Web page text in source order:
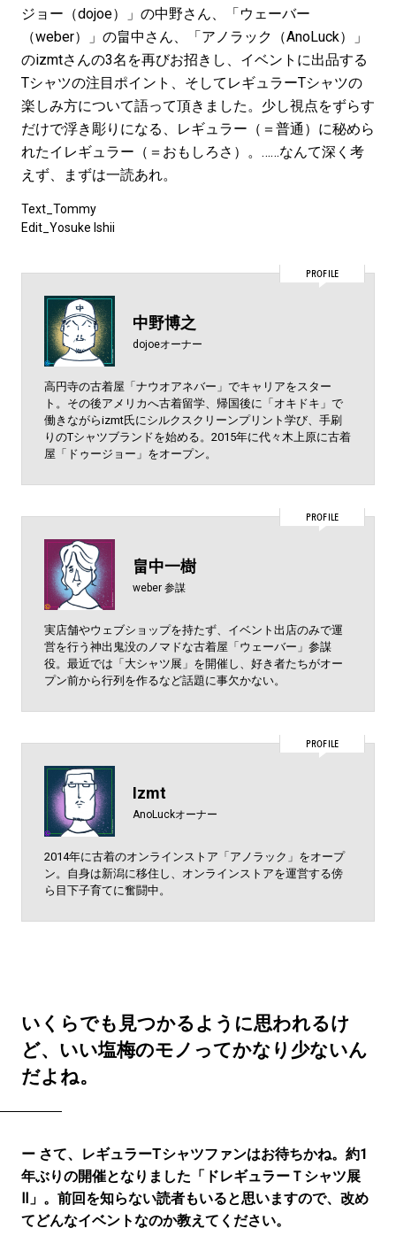
ジョー（dojoe）」の中野さん、「ウェーバー
（weber）」の畠中さん、「アノラック（AnoLuck）」
のizmtさんの3名を再びお招きし、イベントに出品する
Tシャツの注目ポイント、そしてレギュラーTシャツの
楽しみ方について語って頂きました。少し視点をずらす
だけで浮き彫りになる、レギュラー（＝普通）に秘めら
れたイレギュラー（＝おもしろさ）。……なんて深く考
えず、まずは一読あれ。
Text_Tommy
Edit_Yosuke Ishii
PROFILE
中野博之
dojoeオーナー
高円寺の古着屋「ナウオアネバー」でキャリアをスター
ト。その後アメリカへ古着留学、帰国後に「オキドキ」で
働きながらizmt氏にシルクスクリーンプリント学び、手刷
りのTシャツブランドを始める。2015年に代々木上原に古着
屋「ドゥージョー」をオープン。
PROFILE
畠中一樹
weber 参謀
実店舗やウェブショップを持たず、イベント出店のみで運
営を行う神出鬼没のノマドな古着屋「ウェーバー」参謀
役。最近では「大シャツ展」を開催し、好き者たちがオー
プン前から行列を作るなど話題に事欠かない。
PROFILE
Izmt
AnoLuckオーナー
2014年に古着のオンラインストア「アノラック」をオープ
ン。自身は新潟に移住し、オンラインストアを運営する傍
ら目下子育てに奮闘中。
いくらでも見つかるように思われるけ
ど、いい塩梅のモノってかなり少ないん
だよね。
ー さて、レギュラーTシャツファンはお待ちかね。約1
年ぶりの開催となりました「ドレギュラーＴシャツ展
Ⅱ」。前回を知らない読者もいると思いますので、改め
てどんなイベントなのか教えてください。